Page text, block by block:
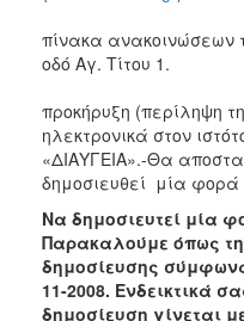
-
πίνακα ανακοινώσεων
οδό Αγ. Τίτου 1.
προκήρυξη (περίληψη
ηλεκτρονικά στον
«ΔΙΑΥΓΕΙΑ».-Θα
δημοσιευθεί μία
Να δημοσιευτεί μία
Παρακαλούμε όπως
δημοσίευσης
11-2008. Ενδεικτικά
δημοσίευση γίνεται